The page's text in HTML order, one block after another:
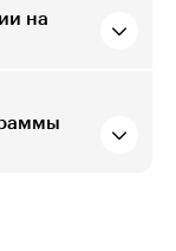
на